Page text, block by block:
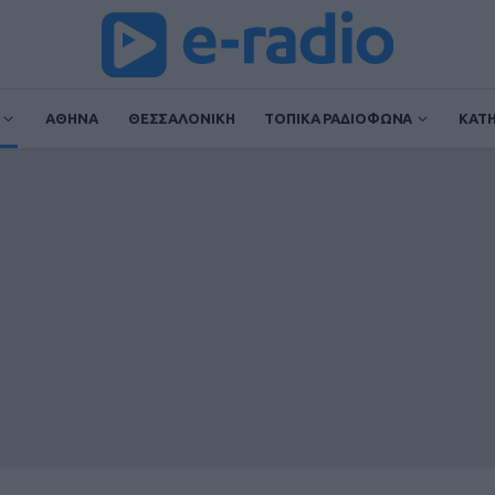
ΑΘΗΝΑ ΘΕΣΣΑΛΟΝΙΚΗ ΤΟΠΙΚΑ ΡΑΔΙΟΦΩΝΑ